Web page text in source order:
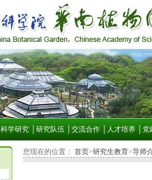
科学研究 研究队伍 交流合作 人才培养 党
您现在的位置： 首页>研究生教育>导师